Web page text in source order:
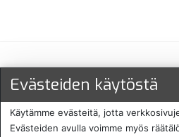
Maksu- ja
Evästeiden käytöstä
Käytämme evästeitä, jotta
Evästeiden avulla voimme myös